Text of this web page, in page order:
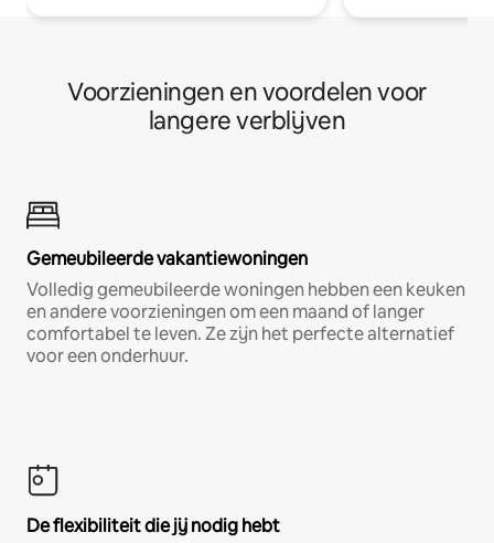
Voorzieningen en voordelen voor
langere verblijven
Gemeubileerde vakantiewoningen
Volledig gemeubileerde woningen hebben een keuken
en andere voorzieningen om een maand of langer
comfortabel te leven. Ze zijn het perfecte alternatief
voor een onderhuur.
De flexibiliteit die jij nodig hebt